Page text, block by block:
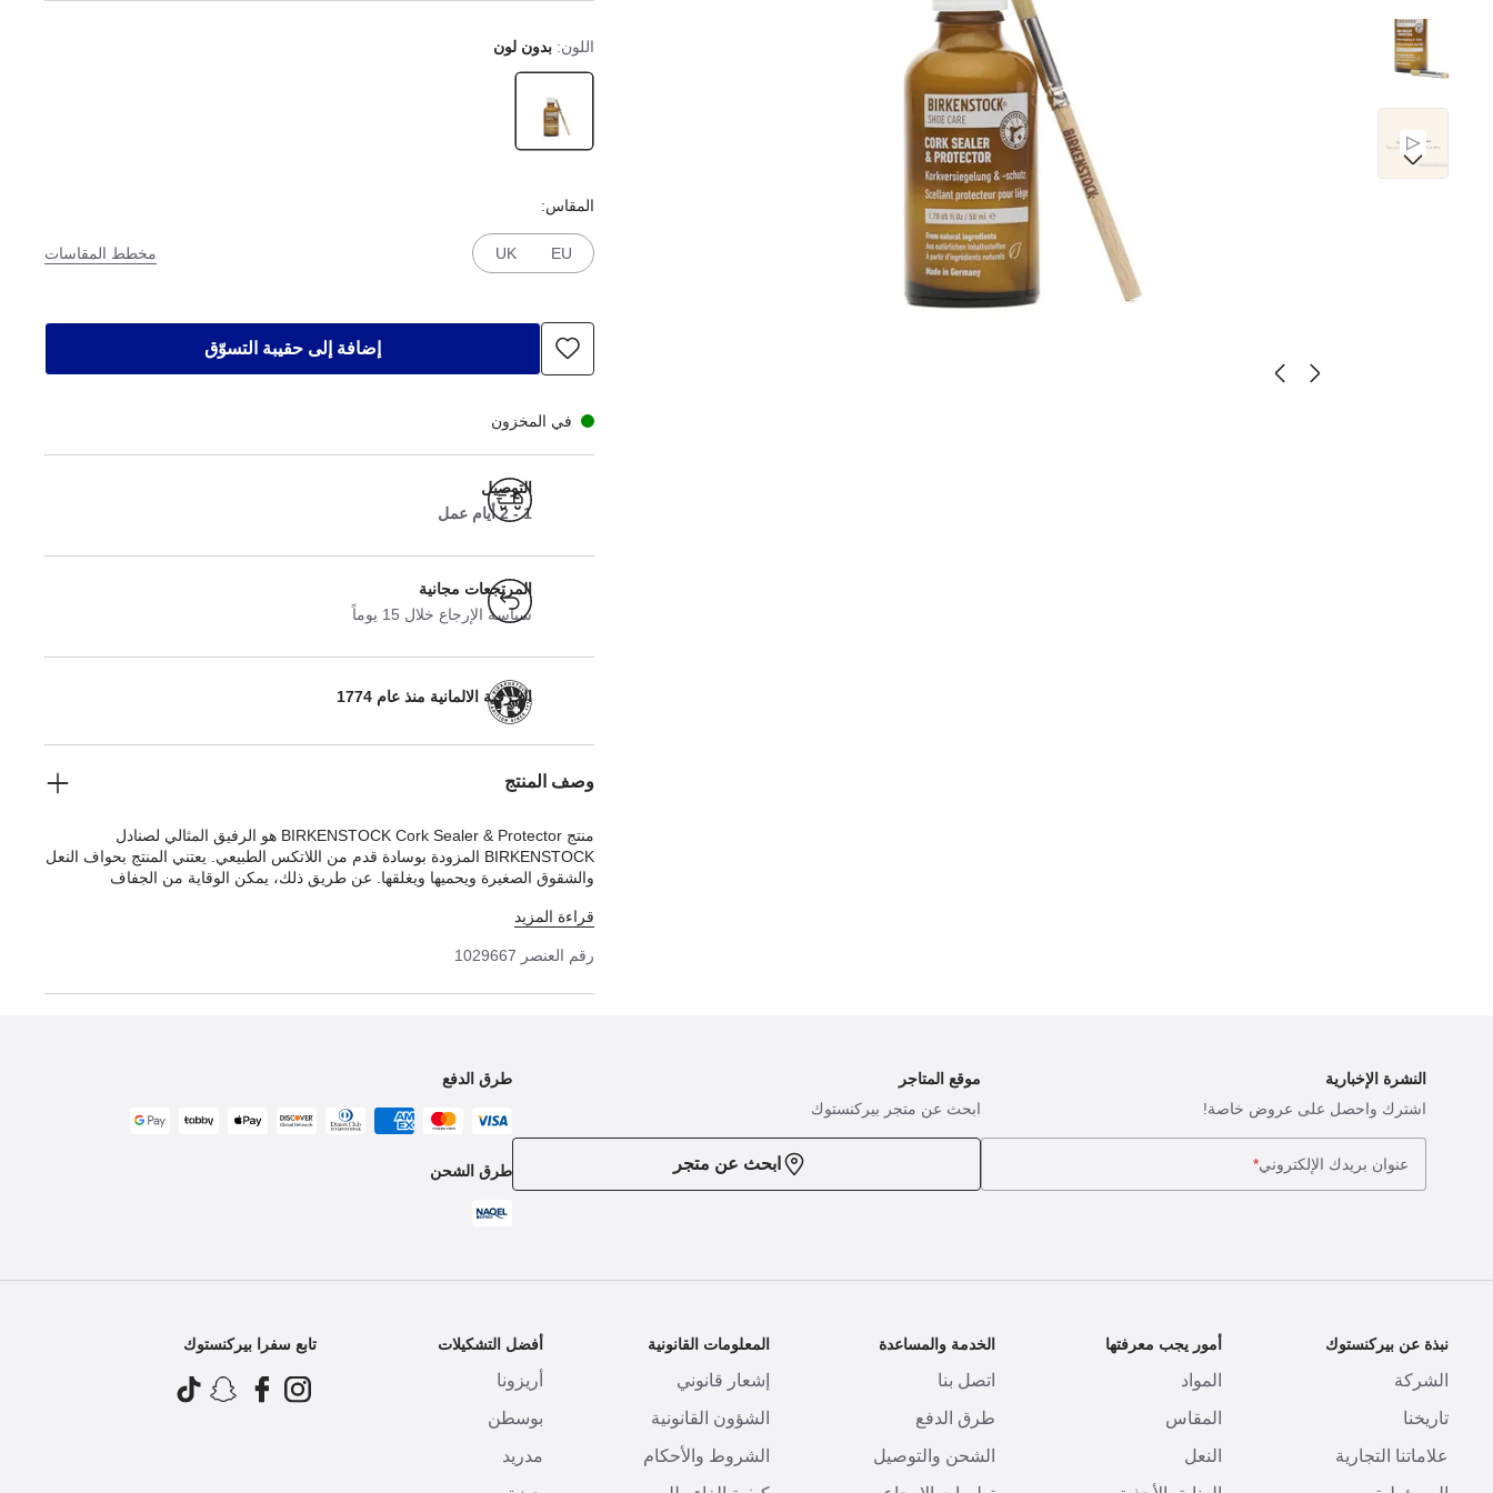
اللون:بدون لون
مخطط المقاسات
المقاس:
EU
UK
إضافة إلى حقيبة التسوّق
في المخزون
التوصيل
1 - 2 أيام عمل
المرتجعات مجانية
سياسة الإرجاع خلال 15 يوماً
الحرفية الالمانية منذ عام 1774
وصف المنتج
منتج BIRKENSTOCK Cork Sealer & Protector هو الرفيق المثالي لصنادل
BIRKENSTOCK المزودة بوسادة قدم من اللاتكس الطبيعي. يعتني المنتج بحواف النعل
والشقوق الصغيرة ويحميها ويغلقها. عن طريق ذلك، يمكن الوقاية من الجفاف
قراءة المزيد
رقم العنصر 1029667
النشرة الإخبارية
اشترك واحصل على عروض خاصة!
عنوان بريدك الإلكتروني*
موقع المتاجر
ابحث عن متجر بيركنستوك
ابحث عن متجر
طرق الدفع
طرق الشحن
نبذة عن بيركنستوك
الشركة
تاريخنا
علاماتنا التجارية
أمور يجب معرفتها
المواد
المقاس
النعل
الخدمة والمساعدة
اتصل بنا
طرق الدفع
الشحن والتوصيل
المعلومات القانونية
إشعار قانوني
الشؤون القانونية
الشروط والأحكام
أفضل التشكيلات
أريزونا
بوسطن
مدريد
تابع سفرا بيركنستوك